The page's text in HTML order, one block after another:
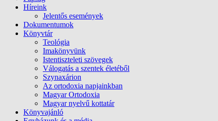
Híreink
Jelentős események
Dokumentumok
Könyvtár
Teológia
Imakönyvünk
Istentiszteleti szövegek
Válogatás a szentek életéből
Szynaxárion
Az ortodoxia napjainkban
Magyar Ortodoxia
Magyar nyelvű kottatár
Könyvajánló